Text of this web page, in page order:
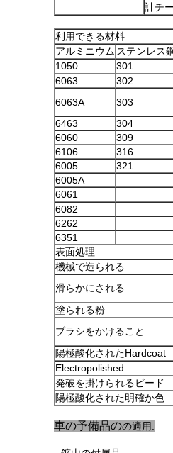
計チ
利用できる材料
アルミニウム ステンレス
1050
301
6063
302
6063A
303
6463
304
6060
309
6106
316
6005
321
6005A
6061
6082
6262
6351
表面処理
機械で造られる
滑らかにされる
塗られる粉
ブラシをかけること
陽極酸化されたHardcoat
Electropolished
発破を掛けられるビード
陽極酸化された明確か色
車の予備品のの適用: